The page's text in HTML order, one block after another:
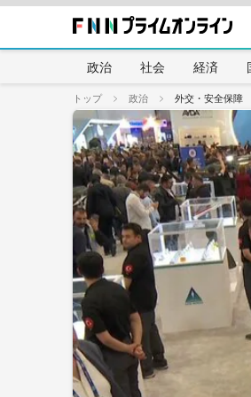
政治 社会 経済
トップ 政治 外交・安全保障